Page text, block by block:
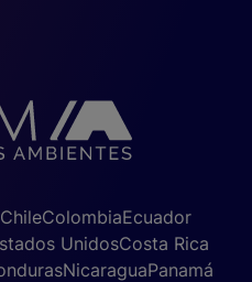
ChileColombiaEcuador
UnidosCosta Rica
NicaraguaPanamá